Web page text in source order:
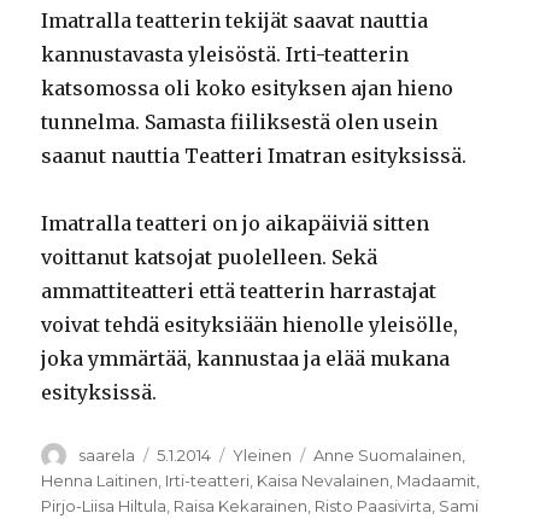
Imatralla teatterin tekijät saavat nauttia
kannustavasta yleisöstä. Irti-teatterin
katsomossa oli koko esityksen ajan hieno
tunnelma. Samasta fiiliksestä olen usein
saanut nauttia Teatteri Imatran esityksissä.
Imatralla teatteri on jo aikapäiviä sitten
voittanut katsojat puolelleen. Sekä
ammattiteatteri että teatterin harrastajat
voivat tehdä esityksiään hienolle yleisölle,
joka ymmärtää, kannustaa ja elää mukana
esityksissä.
Kirjoittaja
saarela Julkaistu
5.1.2014 Kategoriat
Yleinen Avainsanat
Anne Suomalainen
Henna Laitinen Irti-teatteri Kaisa Nevalainen Madaamit
Pirjo-Liisa Hiltula Raisa Kekarainen Risto Paasivirta Sami